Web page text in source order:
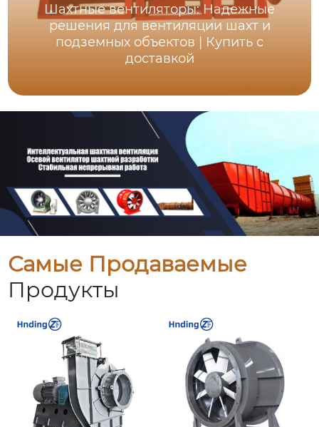
Шахтные вентиляторы: Надежные
решения для вентиляции шахт и
подземных объектов | Купить с
доставкой
Самые Продаваемые
Продукты